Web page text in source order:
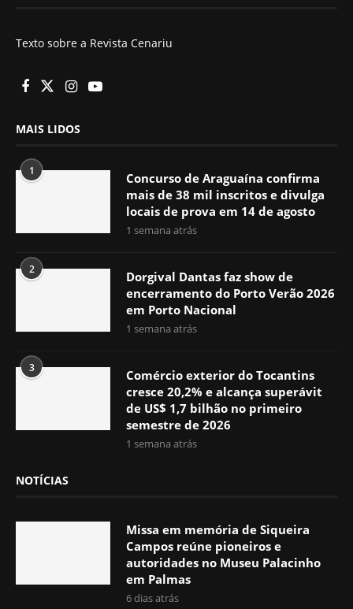
Texto sobre a Revista Cenariu
MAIS LIDOS
1
Concurso de Araguaína confirma
mais de 38 mil inscritos e divulga
locais de prova em 14 de agosto
1 semana atrás
2
Dorgival Dantas faz show de
encerramento do Porto Verão 2026
em Porto Nacional
1 semana atrás
3
Comércio exterior do Tocantins
cresce 20,2% e alcança superávit
de US$ 1,7 bilhão no primeiro
semestre de 2026
1 semana atrás
NOTÍCIAS
Missa em memória de Siqueira
Campos reúne pioneiros e
autoridades no Museu Palacinho
em Palmas
6 dias atrás